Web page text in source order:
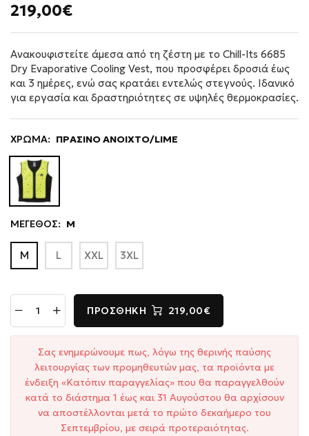
219,00€
Ανακουφιστείτε άμεσα από τη ζέστη με το Chill-Its 6685
Dry Evaporative Cooling Vest, που προσφέρει δροσιά έως
και 3 ημέρες, ενώ σας κρατάει εντελώς στεγνούς. Ιδανικό
για εργασία και δραστηριότητες σε υψηλές θερμοκρασίες.
ΧΡΩΜΑ: ΠΡΑΣΙΝΟ ΑΝΟΙΧΤΟ/LIME
ΜΕΓΕΘΟΣ: M
M L XXL 3XL
ΠΡΟΣΘΉΚΗ 219,00€
Σας ενημερώνουμε πως, λόγω της θερινής παύσης
λειτουργίας των προμηθευτών μας, τα προϊόντα με
ένδειξη «Κατόπιν παραγγελίας» που θα παραγγελθούν
κατά το διάστημα 1 έως και 31 Αυγούστου θα αρχίσουν
να αποστέλλονται μετά το πρώτο δεκαήμερο του
Σεπτεμβρίου, με σειρά προτεραιότητας.